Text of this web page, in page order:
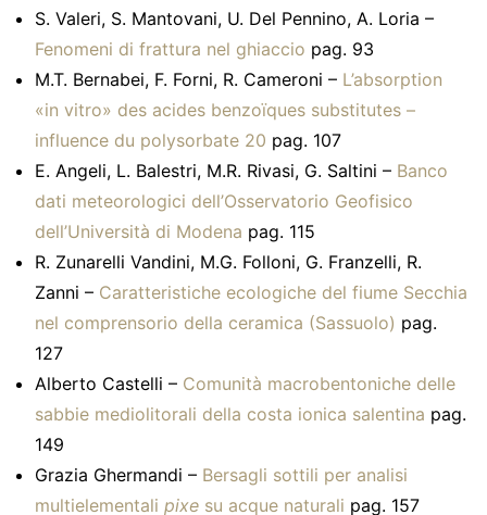
S. Valeri, S. Mantovani, U. Del Pennino, A. Loria –
Fenomeni di frattura nel ghiaccio pag. 93
M.T. Bernabei, F. Forni, R. Cameroni – L’absorption
«in vitro» des acides benzoïques substitutes –
influence du polysorbate 20 pag. 107
E. Angeli, L. Balestri, M.R. Rivasi, G. Saltini – Banco
dati meteorologici dell’Osservatorio Geofisico
dell’Università di Modena pag. 115
R. Zunarelli Vandini, M.G. Folloni, G. Franzelli, R.
Zanni – Caratteristiche ecologiche del fiume Secchia
nel comprensorio della ceramica (Sassuolo) pag.
127
Alberto Castelli – Comunità macrobentoniche delle
sabbie mediolitorali della costa ionica salentina pag.
149
Grazia Ghermandi – Bersagli sottili per analisi
multielementali pixe su acque naturali pag. 157